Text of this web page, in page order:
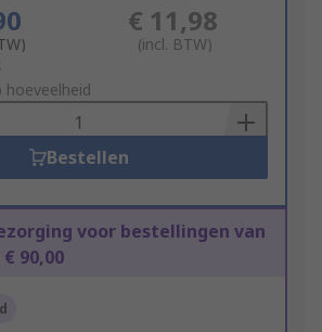
€ 11,98
(incl. BTW)
Bestellen
voor bestellingen van
90,00